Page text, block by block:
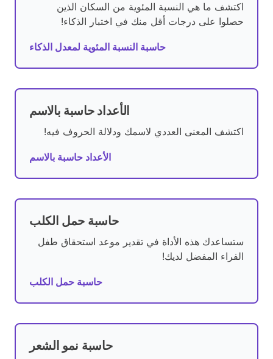
اكتشف ما هي النسبة المئوية من السكان الذين
حصلوا على درجات أقل منك في اختبار الذكاء!
حاسبة النسبة المئوية لمعدل الذكاء
الأعداد حاسبة بالاسم
اكتشف المعنى العددي لاسمك ودلالة الحروف فيه!
الأعداد حاسبة بالاسم
حاسبة حمل الكلب
ستساعدك هذه الأداة في تقدير موعد استحقاق طفل
الفراء المفضل لديك!
حاسبة حمل الكلب
حاسبة نمو الشعر